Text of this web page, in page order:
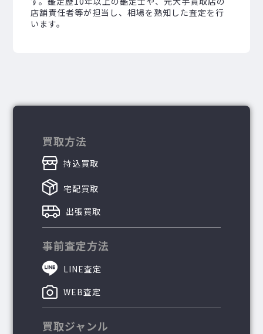
買取方法
持込買取
宅配買取
出張買取
事前査定方法
LINE査定
WEB査定
買取ジャンル
店舗責任者等が担当し、相場を熟知した査定を行
います。